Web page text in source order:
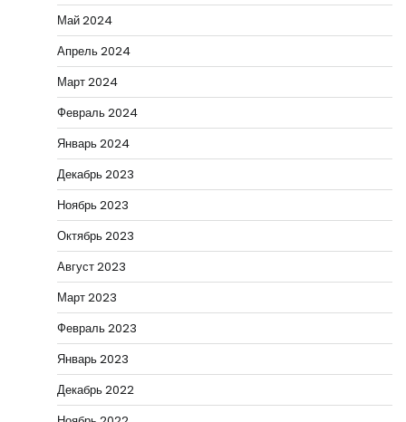
Май 2024
Апрель 2024
Март 2024
Февраль 2024
Январь 2024
Декабрь 2023
Ноябрь 2023
Октябрь 2023
Август 2023
Март 2023
Февраль 2023
Январь 2023
Декабрь 2022